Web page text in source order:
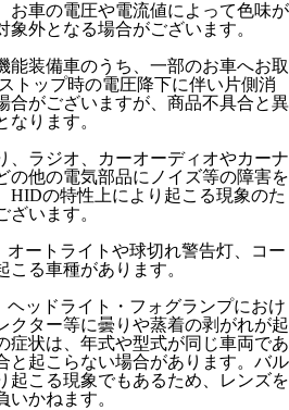
車の電圧や電流値によって色味が
外となる場合がございます。
装備車のうち、一部のお車へお取
トップ時の電圧降下に伴い片側消
合がございますが、商品不具合と異
ります。
ラジオ、カーオーディオやカーナ
の他の電気部品にノイズ等の障害を
HIDの特性上により起こる現象のた
います。
ートライトや球切れ警告灯、コー
る車種があります。
ッドライト・フォグランプにおけ
クター等に曇りや蒸着の剥がれが起
症状は、年式や型式が同じ車両であ
と起こらない場合があります。バル
起こる現象でもあるため、レンズを
かねます。